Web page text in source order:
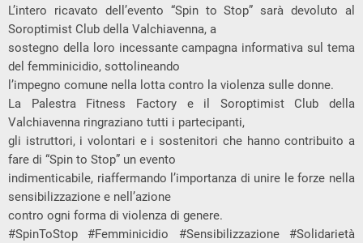
L’intero ricavato dell’evento “Spin to Stop” sarà devoluto al
Soroptimist Club della Valchiavenna, a
sostegno della loro incessante campagna informativa sul tema
del femminicidio, sottolineando
l’impegno comune nella lotta contro la violenza sulle donne.
La Palestra Fitness Factory e il Soroptimist Club della
Valchiavenna ringraziano tutti i partecipanti,
gli istruttori, i volontari e i sostenitori che hanno contribuito a
fare di “Spin to Stop” un evento
indimenticabile, riaffermando l’importanza di unire le forze nella
sensibilizzazione e nell’azione
contro ogni forma di violenza di genere.
#SpinToStop #Femminicidio #Sensibilizzazione #Solidarietà